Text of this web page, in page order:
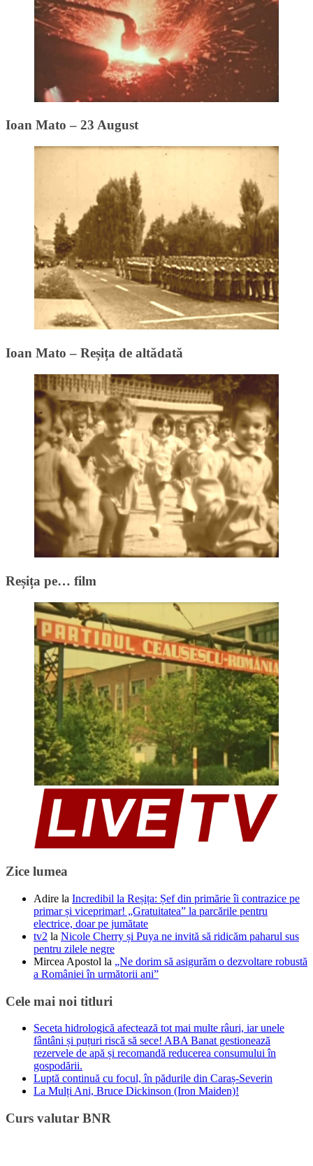
Ioan Mato – 23 August
Ioan Mato – Reșița de altădată
Reșița pe… film
Zice lumea
Adire la Incredibil la Reșița: Șef din primărie îi contrazice pe
primar și viceprimar! „Gratuitatea” la parcările pentru
electrice, doar pe jumătate
tv2 la Nicole Cherry și Puya ne invită să ridicăm paharul sus
pentru zilele negre
Mircea Apostol la „Ne dorim să asigurăm o dezvoltare robustă
a României în următorii ani”
Cele mai noi titluri
Seceta hidrologică afectează tot mai multe râuri, iar unele
fântâni și puțuri riscă să sece! ABA Banat gestionează
rezervele de apă și recomandă reducerea consumului în
gospodării.
Luptă continuă cu focul, în pădurile din Caraș-Severin
La Mulți Ani, Bruce Dickinson (Iron Maiden)!
Curs valutar BNR